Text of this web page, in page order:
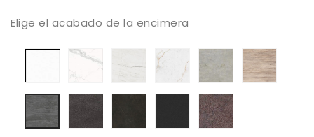
Elige el acabado de la encimera
Porcelanico
nieve
Porcelanico
Calacatta
Silk
Porcelanico
Mont
Blanc
Abu
Dhabi
Porcelanico
Beton
Sabbia
Grey
PorcelanicoPorcelanico
Nero
Zimbaue
Iron
grey